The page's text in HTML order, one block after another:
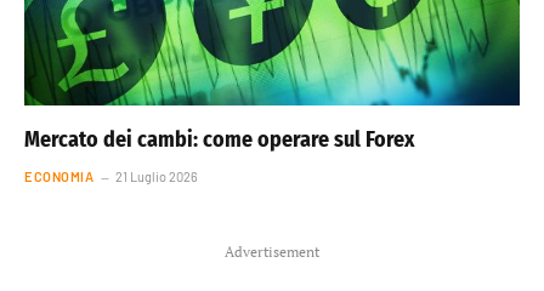
Mercato dei cambi: come operare sul Forex
ECONOMIA 21 Luglio 2026
Advertisement